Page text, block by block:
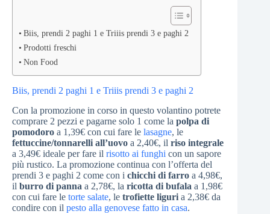
Biis, prendi 2 paghi 1 e Triiis prendi 3 e paghi 2
Prodotti freschi
Non Food
Biis, prendi 2 paghi 1 e Triiis prendi 3 e paghi 2
Con la promozione in corso in questo volantino potrete
comprare 2 pezzi e pagarne solo 1 come la polpa di
pomodoro a 1,39€ con cui fare le lasagne, le
fettuccine/tonnarelli all’uovo a 2,40€, il riso integrale
a 3,49€ ideale per fare il risotto ai funghi con un sapore
più rustico. La promozione continua con l’offerta del
prendi 3 e paghi 2 come con i chicchi di farro a 4,98€,
il burro di panna a 2,78€, la ricotta di bufala a 1,98€
con cui fare le torte salate, le trofiette liguri a 2,38€ da
condire con il pesto alla genovese fatto in casa.